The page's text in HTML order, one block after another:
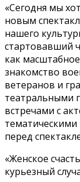
«Сегодня мы
новым
нашего
стартовавший
как
знакомство
ветеранов и
театральными
встречами с
тематическими
перед
«Женское
курьезный